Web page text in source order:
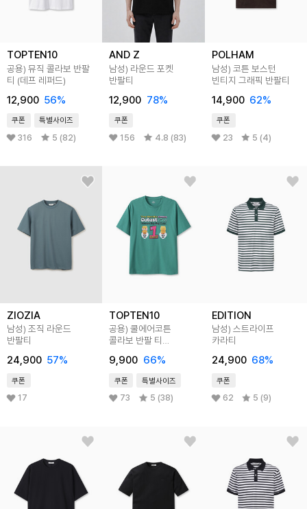
TOPTEN10
공용) 뮤직 콜라보 반팔
티 (데프 레퍼드)
12,900 56%
쿠폰 특별사이즈
316 5 (82)
AND Z
남성) 라운드 포켓
반팔티
12,900 78%
쿠폰
156 4.8 (83)
POLHAM
남성) 코튼 보스턴
빈티지 그래픽 반팔티
14,900 62%
쿠폰
23 5 (4)
ZIOZIA
남성) 조직 라운드
반팔티
24,900 57%
쿠폰
17
TOPTEN10
공용) 쿨에어코튼
콜라보 반팔 티
9,900 66%
쿠폰 특별사이즈
73 5 (38)
EDITION
남성) 스트라이프
카라티
24,900 68%
쿠폰
62 5 (9)